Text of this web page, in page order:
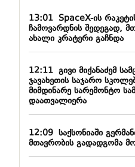
13:01SpaceX-ის
ჩამოვარდნის შედეგად,
ახალი კრატერი გაჩნდა
12:11გივი მიქანაძემ
ჯავახეთის საჯარო
მიმდინარე სარემონტო
დაათვალიერა
12:09საქსონიაში
მთავრობის გადადგომა